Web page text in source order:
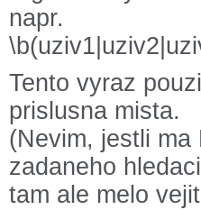
napr.
Tento vyraz
prislusna mista.
(Nevim, jestli ma
zadaneho
tam ale melo